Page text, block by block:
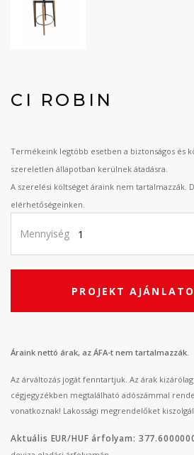
CI ROBIN
Termékeink legtöbb esetben a biztonságos és
szereletlen állapotban kerülnek átadásra.
A szerelési költséget áraink nem tartalmazzák.
elérhetőségeinken.
Mennyiség
PROJEKT
Áraink nettó árak, az ÁFA-t nem tartalmazzák.
Az árváltozás jogát fenntartjuk. Az árak
cégjegyzékben megtalálható adószámmal
vonatkoznak! Lakossági megrendelőket
Aktuális EUR/HUF árfolyam: